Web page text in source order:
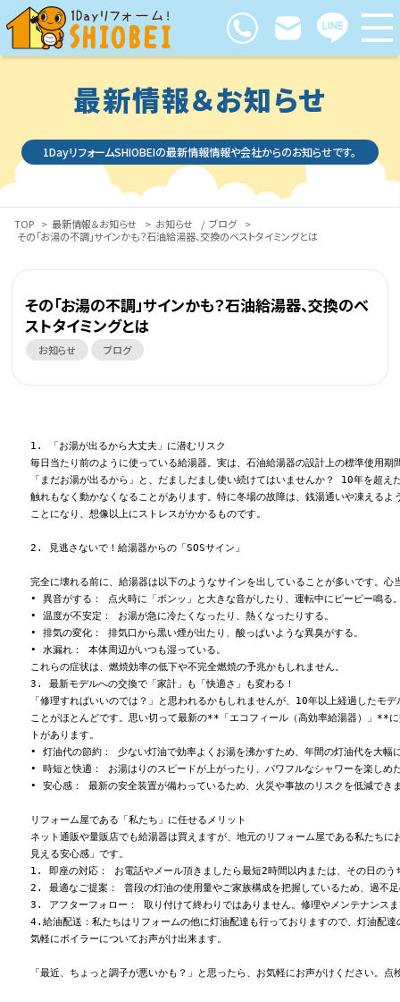
最新情報＆お知らせ
1DayリフォームSHIOBEIの最新情報情報や会社からのお知らせです。
TOP > 最新情報＆お知らせ > お知らせ / ブログ
>
その「お湯の不調」サインかも？石油給湯器、交換のベストタイミングとは
その「お湯の不調」サインかも？石油給湯器、交換のベ
ストタイミングとは
お知らせ ブログ
1. 「お湯が出るから大丈夫」に潜むリスク
毎日当たり前のように使っている給湯器。実は、石油給湯器の設計上の標準使用
「まだお湯が出るから」と、だましだまし使い続けてはいませんか？ 10年を超え
触れもなく動かなくなることがあります。特に冬場の故障は、銭湯通いや凍えるよ
ことになり、想像以上にストレスがかかるものです。
2. 見逃さないで！給湯器からの「SOSサイン」
完全に壊れる前に、給湯器は以下のようなサインを出していることが多いです。心
• 異音がする： 点火時に「ボンッ」と大きな音がしたり、運転中にピーピー鳴る
• 温度が不安定： お湯が急に冷たくなったり、熱くなったりする。
• 排気の変化： 排気口から黒い煙が出たり、酸っぱいような異臭がする。
• 水漏れ： 本体周辺がいつも湿っている。
これらの症状は、燃焼効率の低下や不完全燃焼の予兆かもしれません。
3. 最新モデルへの交換で「家計」も「快適さ」も変わる！
「修理すればいいのでは？」と思われるかもしれませんが、10年以上経過したモ
ことがほとんどです。思い切って最新の**「エコフィール（高効率給湯器）」**
トがあります。
• 灯油代の節約： 少ない灯油で効率よくお湯を沸かすため、年間の灯油代を大幅
• 時短と快適： お湯はりのスピードが上がったり、パワフルなシャワーを楽しめ
• 安心感： 最新の安全装置が備わっているため、火災や事故のリスクを低減でき
リフォーム屋である「私たち」に任せるメリット
ネット通販や量販店でも給湯器は買えますが、地元のリフォーム屋である私たちに
見える安心感」です。
1. 即座の対応： お電話やメール頂きましたら最短2時間以内または、その日のう
2. 最適なご提案： 普段の灯油の使用量やご家族構成を把握しているため、過不
3. アフターフォロー： 取り付けて終わりではありません。修理やメンテナンス
4.給油配送：私たちはリフォームの他に灯油配達も行っておりますので、灯油配
気軽にボイラーについてお声がけ出来ます。
「最近、ちょっと調子が悪いかも？」と思ったら、お気軽にお声がけください。